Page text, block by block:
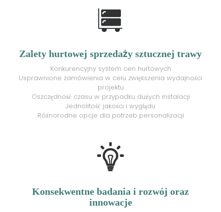
Zalety hurtowej sprzedaży sztucznej trawy
Konkurencyjny system cen hurtowych
Usprawnione zamówienia w celu zwiększenia wydajności
projektu
Oszczędność czasu w przypadku dużych instalacji
Jednolitość jakości i wyglądu
Różnorodne opcje dla potrzeb personalizacji
Konsekwentne badania i rozwój oraz
innowacje